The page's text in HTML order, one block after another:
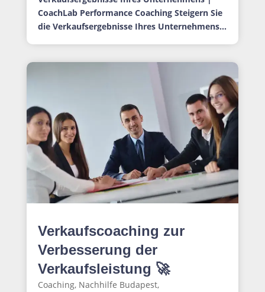
CoachLab Performance Coaching Steigern Sie
die Verkaufsergebnisse Ihres Unternehmens...
Verkaufscoaching zur
Verbesserung der
Verkaufsleistung 🚀
Coaching, Nachhilfe Budapest,